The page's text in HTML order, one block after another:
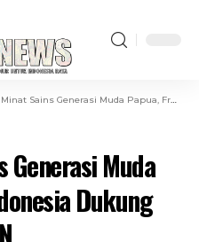
Generasi Muda Papua, Freeport Indonesia Dukung Lomba Sains UNCEN
Generasi Muda
Dukung